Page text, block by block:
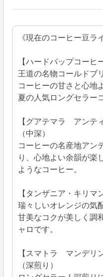
《現在のコーヒー豆ラ
【ハードバップコーヒ
王道の名物コールドブ
コーヒーの甘さと心地
夏の人気ロングセラー
【グアテマラ アンテ
（中深）
コーヒーの名産地アン
り、心地よい余韻が楽
ようなコーヒー。
【タンザニア・キリマ
瑞々しいオレンジの気
甘美なコクが美しく調
ャロです。
【スマトラ マンデリン
（深煎り）